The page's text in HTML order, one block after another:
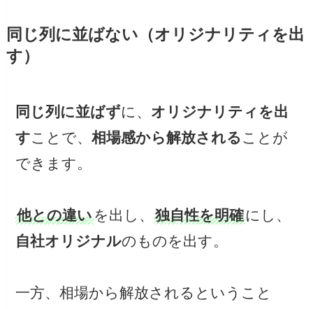
同じ列に並ばない（オリジナリティを出
す）
同じ列に並ばずに、 オリジナリティを出
すことで、相場感から解放される ことが
できます。
他との違いを出し、独自性を明確にし、
自社オリジナルのものを出す。
一方、相場から解放されるということ